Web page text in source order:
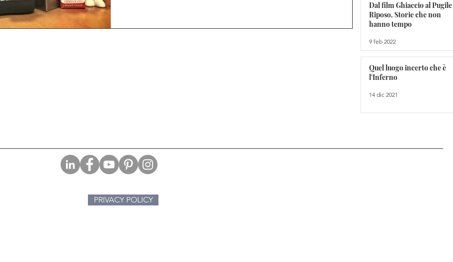
Dal film Ghiaccio al Pugile
Riposo. Storie che non
hanno tempo
9 feb 2022
Quel luogo incerto che è
l'Inferno
14 dic 2021
PRIVACY POLICY